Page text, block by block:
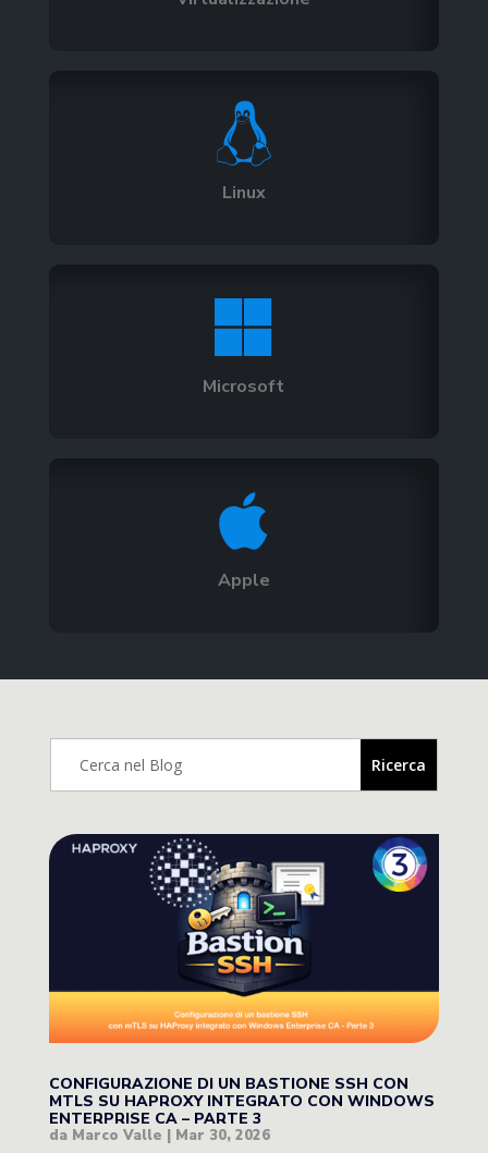

Linux

Microsoft

Apple
CONFIGURAZIONE DI UN BASTIONE SSH CON
MTLS SU HAPROXY INTEGRATO CON WINDOWS
ENTERPRISE CA – PARTE 3
da Marco Valle | Mar 30, 2026